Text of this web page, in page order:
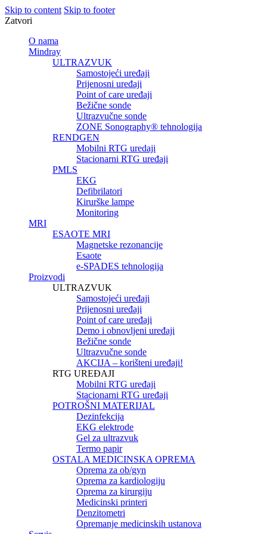
Skip to content Skip to footer
Zatvori
O nama
Mindray
ULTRAZVUK
Samostojeći uređaji
Prijenosni uređaji
Point of care uređaji
Bežične sonde
Ultrazvučne sonde
ZONE Sonography® tehnologija
RENDGEN
Mobilni RTG uredaji
Stacionarni RTG uređaji
PMLS
EKG
Defibrilatori
Kirurške lampe
Monitoring
MRI
ESAOTE MRI
Magnetske rezonancije
Esaote
e-SPADES tehnologija
Proizvodi
ULTRAZVUK
Samostojeći uređaji
Prijenosni uređaji
Point of care uređaji
Demo i obnovljeni uređaji
Bežične sonde
Ultrazvučne sonde
AKCIJA – korišteni uređaji!
RTG UREĐAJI
Mobilni RTG uređaji
Stacionarni RTG uređaji
POTROŠNI MATERIJAL
Dezinfekcija
EKG elektrode
Gel za ultrazvuk
Termo papir
OSTALA MEDICINSKA OPREMA
Oprema za ob/gyn
Oprema za kardiologiju
Oprema za kirurgiju
Medicinski printeri
Denzitometri
Opremanje medicinskih ustanova